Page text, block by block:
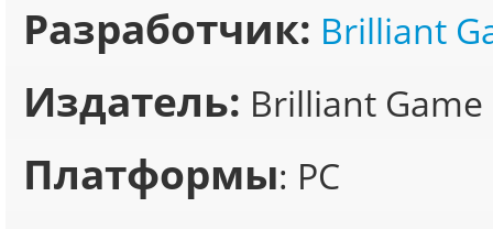
Разработчик: Brilliant
Издатель: Brilliant
Платформы: PC